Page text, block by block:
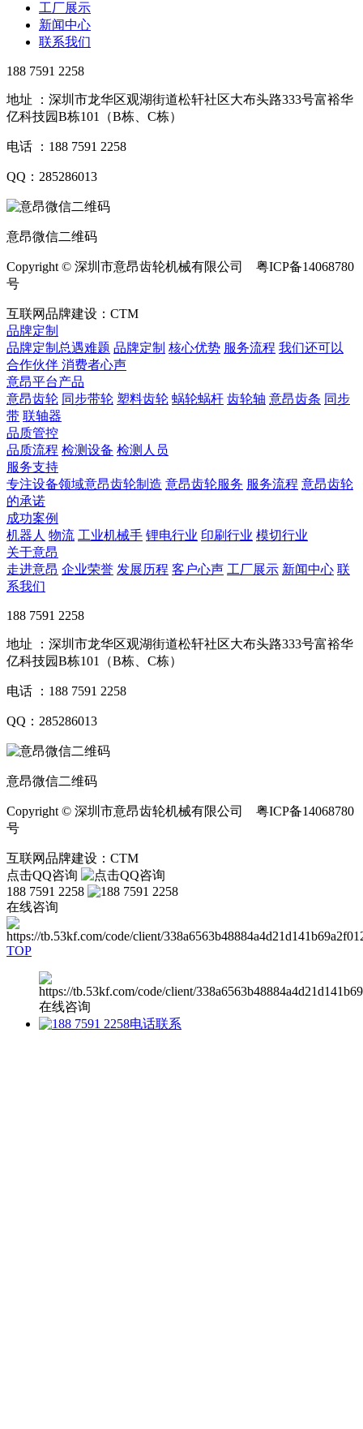
工厂展示
新闻中心
联系我们
188 7591 2258
地址 ：深圳市龙华区观湖街道松轩社区大布头路333号富裕华
亿科技园B栋101（B栋、C栋）
电话 ：188 7591 2258
QQ：285286013
意昂微信二维码
Copyright © 深圳市意昂齿轮机械有限公司 粤ICP备14068780
号
互联网品牌建设：CTM
品牌定制
品牌定制总遇难题 品牌定制 核心优势 服务流程 我们还可以
合作伙伴 ​ 消费者心声
意昂平台产品
意昂齿轮 同步带轮 塑料齿轮 蜗轮蜗杆 齿轮轴 意昂齿条 同步
带 联轴器
品质管控
品质流程 检测设备 检测人员
服务支持
专注设备领域意昂齿轮制造 意昂齿轮服务 服务流程 意昂齿轮
的承诺
成功案例
机器人 物流 工业机械手 锂电行业 印刷行业 模切行业
关于意昂
走进意昂 企业荣誉 发展历程 客户心声 工厂展示 新闻中心 联
系我们
188 7591 2258
地址 ：深圳市龙华区观湖街道松轩社区大布头路333号富裕华
亿科技园B栋101（B栋、C栋）
电话 ：188 7591 2258
QQ：285286013
意昂微信二维码
Copyright © 深圳市意昂齿轮机械有限公司 粤ICP备14068780
号
互联网品牌建设：CTM
点击QQ咨询
188 7591 2258
在线咨询
TOP
在线咨询
电话联系